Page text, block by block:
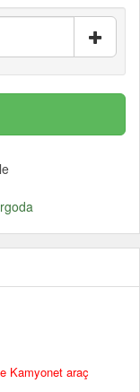
Kamyonet araç